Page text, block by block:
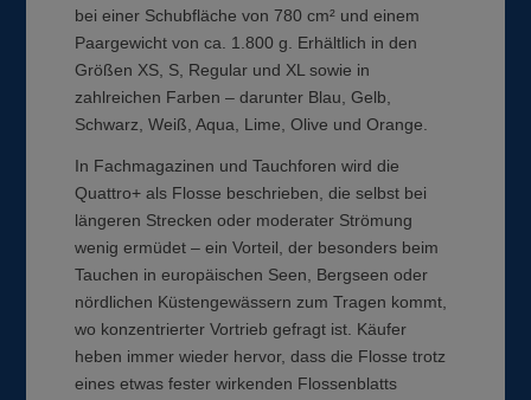
bei einer Schubfläche von 780 cm² und einem
Paargewicht von ca. 1.800 g. Erhältlich in den
Größen XS, S, Regular und XL sowie in
zahlreichen Farben – darunter Blau, Gelb,
Schwarz, Weiß, Aqua, Lime, Olive und Orange.
In Fachmagazinen und Tauchforen wird die
Quattro+ als Flosse beschrieben, die selbst bei
längeren Strecken oder moderater Strömung
wenig ermüdet – ein Vorteil, der besonders beim
Tauchen in europäischen Seen, Bergseen oder
nördlichen Küstengewässern zum Tragen kommt,
wo konzentrierter Vortrieb gefragt ist. Käufer
heben immer wieder hervor, dass die Flosse trotz
eines etwas fester wirkenden Flossenblatts